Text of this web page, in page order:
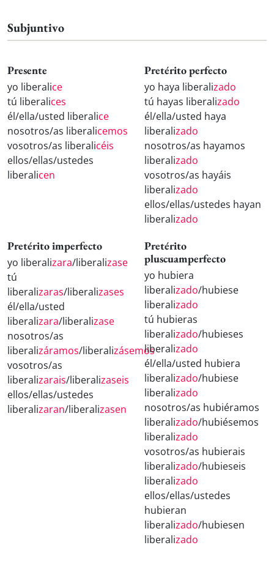
Subjuntivo
Presente
yo liberalice
tú liberalices
él/ella/usted liberalice
nosotros/as liberalicemos
vosotros/as liberalicéis
ellos/ellas/ustedes
liberalicen
Pretérito perfecto
yo haya liberalizado
tú hayas liberalizado
él/ella/usted haya
liberalizado
nosotros/as hayamos
liberalizado
vosotros/as hayáis
liberalizado
ellos/ellas/ustedes hayan
liberalizado
Pretérito imperfecto
yo liberalizara/liberalizase
tú
liberalizaras/liberalizases
él/ella/usted
liberalizara/liberalizase
nosotros/as
liberalizáramos/liberalizásemos
vosotros/as
liberalizarais/liberalizaseis
ellos/ellas/ustedes
liberalizaran/liberalizasen
Pretérito
pluscuamperfecto
yo hubiera
liberalizado/hubiese
liberalizado
tú hubieras
liberalizado/hubieses
liberalizado
él/ella/usted hubiera
liberalizado/hubiese
liberalizado
nosotros/as hubiéramos
liberalizado/hubiésemos
liberalizado
vosotros/as hubierais
liberalizado/hubieseis
liberalizado
ellos/ellas/ustedes
hubieran
liberalizado/hubiesen
liberalizado